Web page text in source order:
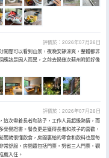
評價於：2026年07月26日
開闊可以看到山景，夜晚安靜涼爽，整體都非
應該是因人而異，之前去過幾次薊州附近好像
評價於：2026年07月26日
這次帶着長者和孩子，工作人員超級熱情，而
譽證書。餐食更是獲得長者和孩子的喜歡，
闆就很懂飲食，房間裏給的零食和飲料也是每
常舒服，房間還包括門票，努省三人門票，觀
薦入住。